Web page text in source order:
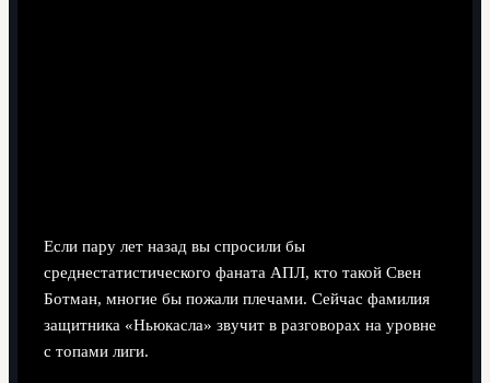
Если пару лет назад вы спросили бы
среднестатистического фаната АПЛ, кто такой Свен
Ботман, многие бы пожали плечами. Сейчас фамилия
защитника «Ньюкасла» звучит в разговорах на уровне
с топами лиги.